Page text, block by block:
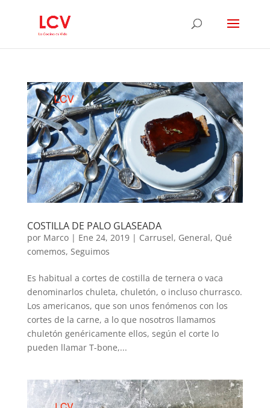
COSTILLA DE PALO GLASEADA
por Marco| Ene 24, 2019| Carrusel, General, Qué
comemos, Seguimos
Es habitual a cortes de costilla de ternera o vaca
denominarlos chuleta, chuletón, o incluso churrasco.
Los americanos, que son unos fenómenos con los
cortes de la carne, a lo que nosotros llamamos
chuletón genéricamente ellos, según el corte lo
pueden llamar T-bone,...